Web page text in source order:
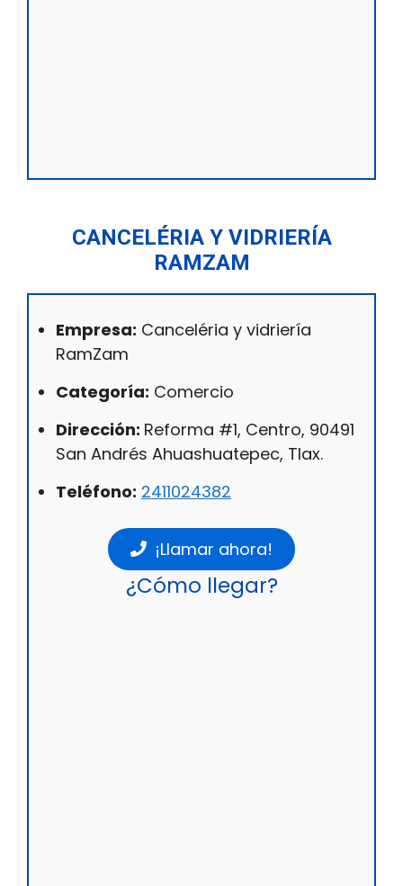
CANCELÉRIA Y VIDRIERÍA
RAMZAM
Empresa: Canceléria y vidriería
RamZam
Categoría: Comercio
Dirección: Reforma #1, Centro, 90491
San Andrés Ahuashuatepec, Tlax.
Teléfono: 2411024382
¡Llamar ahora!
¿Cómo llegar?